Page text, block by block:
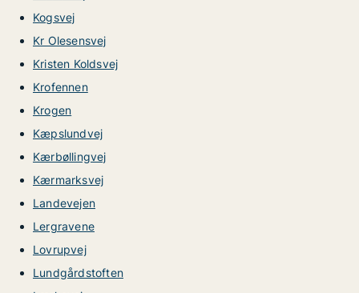
Kogsvej
Kr Olesensvej
Kristen Koldsvej
Krofennen
Krogen
Kæpslundvej
Kærbøllingvej
Kærmarksvej
Landevejen
Lergravene
Lovrupvej
Lundgårdstoften